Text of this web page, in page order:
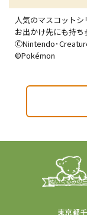
人気のマスコットシ
お出かけ先にも持
ⒸNintendo･
©Pokémon
東京都